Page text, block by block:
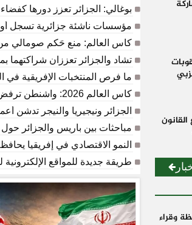
بوغالي: الجزائر تعزز دورها
مؤسسات ناشئة جزائرية تسجل أول
كأس العالم: منع حَكم صومالي من
تشاد والجزائر تعززان شراكتهما
ما فرص المنتخبات الإفريقية في
كأس العالم 2026: واشنطن ترفض منح تأشيرات لصحفيين أفارقة
الجزائر ونيجيريا والنيجر تدشن
مباحثات بين باريس والجزائر حول
النمو الاقتصادي في إفريقيا
طريقة جديدة للمواقع
وقراء